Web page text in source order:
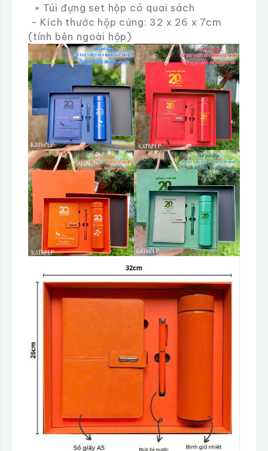
+ Túi đựng set hộp có quai sách
- Kích thước hộp cứng: 32 x 26 x 7cm
(tính bên ngoài hộp)